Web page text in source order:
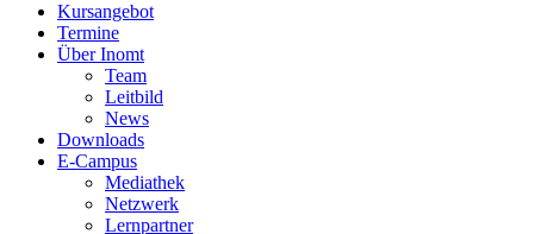
Kursangebot
Termine
Über Inomt
Team
Leitbild
News
Downloads
E-Campus
Mediathek
Netzwerk
Lernpartner